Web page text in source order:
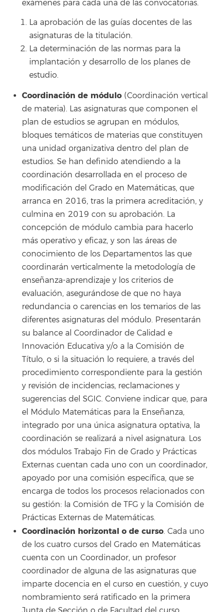
exámenes para cada una de las convocatorias.
La aprobación de las guías docentes de las
asignaturas de la titulación.
La determinación de las normas para la
implantación y desarrollo de los planes de
estudio.
Coordinación de módulo (Coordinación vertical
de materia). Las asignaturas que componen el
plan de estudios se agrupan en módulos,
bloques temáticos de materias que constituyen
una unidad organizativa dentro del plan de
estudios. Se han definido atendiendo a la
coordinación desarrollada en el proceso de
modificación del Grado en Matemáticas, que
arranca en 2016, tras la primera acreditación, y
culmina en 2019 con su aprobación. La
concepción de módulo cambia para hacerlo
más operativo y eficaz, y son las áreas de
conocimiento de los Departamentos las que
coordinarán verticalmente la metodología de
enseñanza-aprendizaje y los criterios de
evaluación, asegurándose de que no haya
redundancia o carencias en los temarios de las
diferentes asignaturas del módulo. Presentarán
su balance al Coordinador de Calidad e
Innovación Educativa y/o a la Comisión de
Título, o si la situación lo requiere, a través del
procedimiento correspondiente para la gestión
y revisión de incidencias, reclamaciones y
sugerencias del SGIC. Conviene indicar que, para
el Módulo Matemáticas para la Enseñanza,
integrado por una única asignatura optativa, la
coordinación se realizará a nivel asignatura. Los
dos módulos Trabajo Fin de Grado y Prácticas
Externas cuentan cada uno con un coordinador,
apoyado por una comisión específica, que se
encarga de todos los procesos relacionados con
su gestión: la Comisión de TFG y la Comisión de
Prácticas Externas de Matemáticas.
Coordinación horizontal o de curso. Cada uno
de los cuatro cursos del Grado en Matemáticas
cuenta con un Coordinador, un profesor
coordinador de alguna de las asignaturas que
imparte docencia en el curso en cuestión, y cuyo
nombramiento será ratificado en la primera